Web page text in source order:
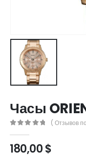
Часы
( Отзывов
180,00$